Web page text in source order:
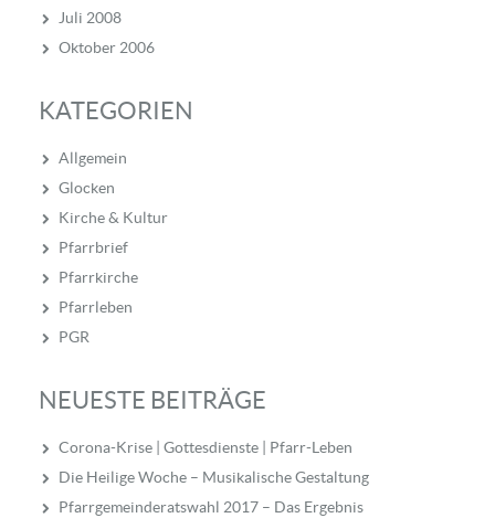
Juli 2008
Oktober 2006
KATEGORIEN
Allgemein
Glocken
Kirche & Kultur
Pfarrbrief
Pfarrkirche
Pfarrleben
PGR
NEUESTE BEITRÄGE
Corona-Krise | Gottesdienste | Pfarr-Leben
Die Heilige Woche – Musikalische Gestaltung
Pfarrgemeinderatswahl 2017 – Das Ergebnis